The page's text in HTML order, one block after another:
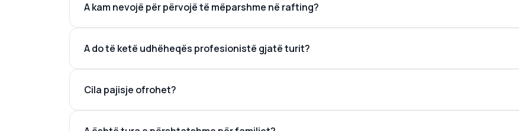
A kam nevojë për përvojë të mëparshme në rafting?
A do të ketë udhëheqës profesionistë gjatë turit?
Cila pajisje ofrohet?